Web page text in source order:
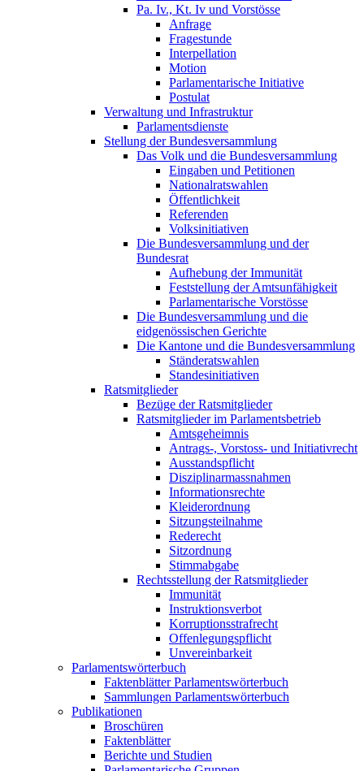
Pa. Iv., Kt. Iv und Vorstösse
Anfrage
Fragestunde
Interpellation
Motion
Parlamentarische Initiative
Postulat
Verwaltung und Infrastruktur
Parlamentsdienste
Stellung der Bundesversammlung
Das Volk und die Bundesversammlung
Eingaben und Petitionen
Nationalratswahlen
Öffentlichkeit
Referenden
Volksinitiativen
Die Bundesversammlung und der
Bundesrat
Aufhebung der Immunität
Feststellung der Amtsunfähigkeit
Parlamentarische Vorstösse
Die Bundesversammlung und die
eidgenössischen Gerichte
Die Kantone und die Bundesversammlung
Ständeratswahlen
Standesinitiativen
Ratsmitglieder
Bezüge der Ratsmitglieder
Ratsmitglieder im Parlamentsbetrieb
Amtsgeheimnis
Antrags-, Vorstoss- und Initiativrecht
Ausstandspflicht
Disziplinarmassnahmen
Informationsrechte
Kleiderordnung
Sitzungsteilnahme
Rederecht
Sitzordnung
Stimmabgabe
Rechtsstellung der Ratsmitglieder
Immunität
Instruktionsverbot
Korruptionsstrafrecht
Offenlegungspflicht
Unvereinbarkeit
Parlamentswörterbuch
Faktenblätter Parlamentswörterbuch
Sammlungen Parlamentswörterbuch
Publikationen
Broschüren
Faktenblätter
Berichte und Studien